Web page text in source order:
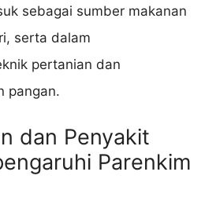
sebagai sumber makanan
serta dalam
pertanian dan
pangan.
dan Penyakit
Parenkim